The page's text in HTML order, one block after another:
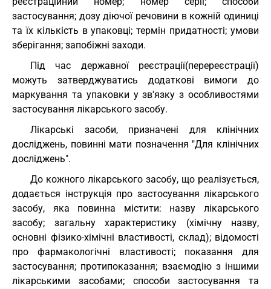
застосування; дозу діючої речовини в кожній одиниці
та їх кількість в упаковці; термін придатності; умови
зберігання; запобіжні заходи.
Під час державної реєстрації(перереєстрації)
можуть затверджуватись додаткові вимоги до
маркування та упаковки у зв'язку з особливостями
застосування лікарського засобу.
Лікарські засоби, призначені для клінічних
досліджень, повинні мати позначення "Для клінічних
досліджень".
До кожного лікарського засобу, що реалізується,
додається інструкція про застосування лікарського
засобу, яка повинна містити: назву лікарського
засобу; загальну характеристику (хімічну назву,
основні фізико-хімічні властивості, склад); відомості
про фармакологічні властивості; показання для
застосування; протипоказання; взаємодію з іншими
лікарськими засобами; способи застосування та